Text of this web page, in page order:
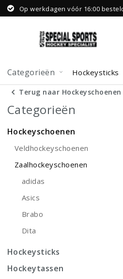
Op werkdagen vóór 16:00
Categorieën Hockeysticks
Terug naar Hockeyschoenen
Categorieën
Hockeyschoenen
Veldhockeyschoenen
Zaalhockeyschoenen
adidas
Asics
Brabo
Dita
Hockeysticks
Hockeytassen